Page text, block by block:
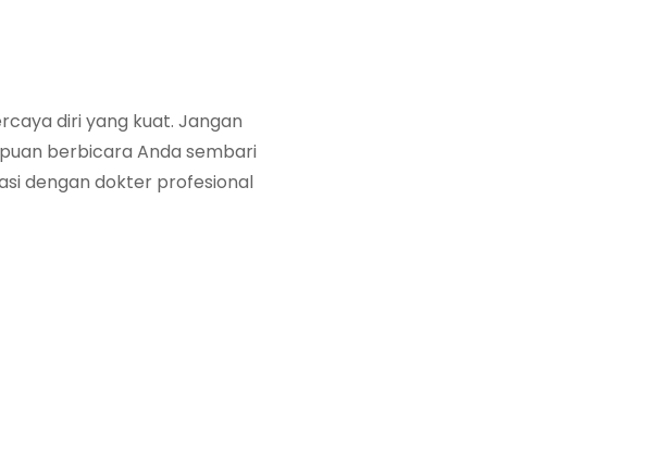
diri yang kuat. Jangan
berbicara Anda sembari
dengan dokter profesional